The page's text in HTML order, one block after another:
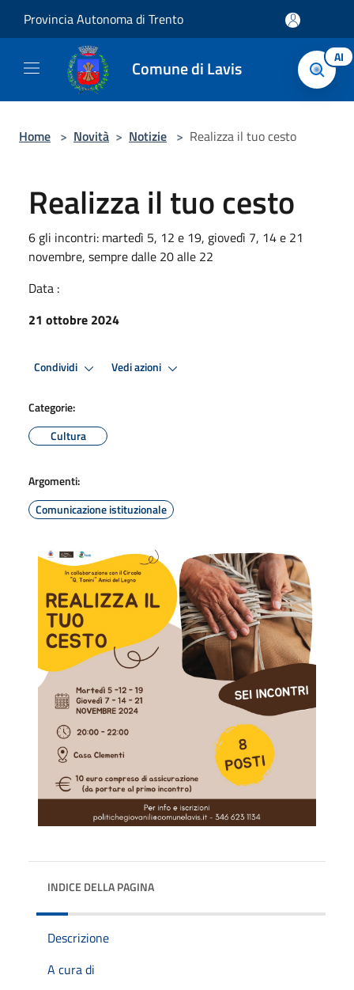
Provincia Autonoma di Trento
Comune di Lavis AI
Home > Novità > Notizie > Realizza il tuo cesto
Realizza il tuo cesto
6 gli incontri: martedì 5, 12 e 19, giovedì 7, 14 e 21
novembre, sempre dalle 20 alle 22
Data :
21 ottobre 2024
Condividi Vedi azioni
Categorie:
Cultura
Argomenti:
Comunicazione istituzionale
INDICE DELLA PAGINA
Descrizione
A cura di